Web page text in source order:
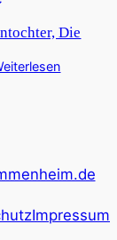
Die
Impressum